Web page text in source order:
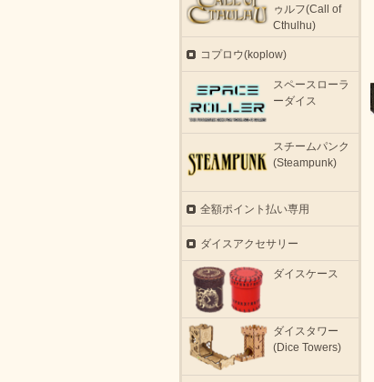
ゥルフ(Call of
Cthulhu)
コプロウ(koplow)
スペースローラ
ーダイス
スチームパンク
(Steampunk)
全額ポイント払い専用
ダイスアクセサリー
ダイスケース
ダイスタワー
(Dice Towers)